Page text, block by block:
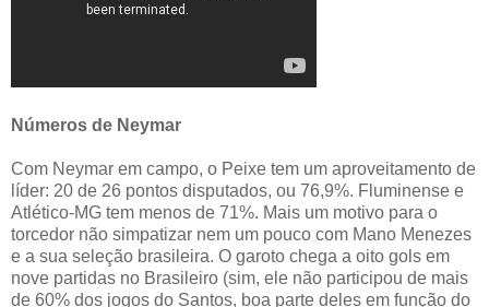
Números de Neymar
Com Neymar em campo, o Peixe tem um aproveitamento de
líder: 20 de 26 pontos disputados, ou 76,9%. Fluminense e
Atlético-MG tem menos de 71%. Mais um motivo para o
torcedor não simpatizar nem um pouco com Mano Menezes
e a sua seleção brasileira. O garoto chega a oito gols em
nove partidas no Brasileiro (sim, ele não participou de mais
de 60% dos jogos do Santos, boa parte deles em função do